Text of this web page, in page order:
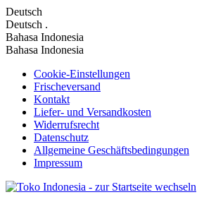
Deutsch
Deutsch .
Bahasa Indonesia
Bahasa Indonesia
Cookie-Einstellungen
Frischeversand
Kontakt
Liefer- und Versandkosten
Widerrufsrecht
Datenschutz
Allgemeine Geschäftsbedingungen
Impressum